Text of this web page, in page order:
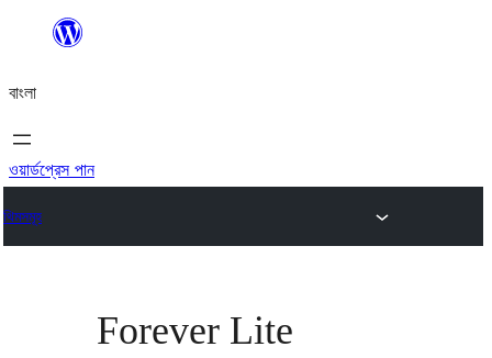
যান
বাংলা
ওয়ার্ডপ্রেস পান
থিমসমূহ
Forever Lite